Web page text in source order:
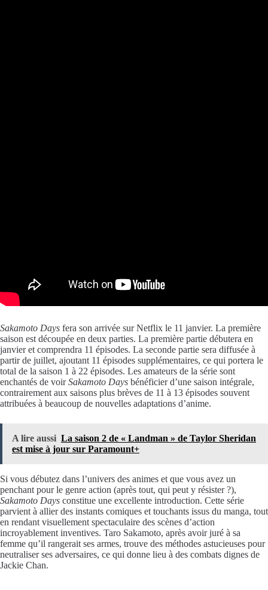
Sakamoto Days fera son arrivée sur Netflix le 11 janvier. La première
saison est découpée en deux parties. La première partie débutera en
janvier et comprendra 11 épisodes. La seconde partie sera diffusée à
partir de juillet, ajoutant 11 épisodes supplémentaires, ce qui portera le
total de la saison 1 à 22 épisodes. Les amateurs de la série sont
enchantés de voirSakamoto Days bénéficier d’une saison intégrale,
contrairement aux saisons plus brèves de 11 à 13 épisodes souvent
attribuées à beaucoup de nouvelles adaptations d’anime.
A lire aussi La saison 2 de « Landman » de Taylor Sheridan
est mise à jour sur Paramount+
Si vous débutez dans l’univers des animes et que vous avez un
penchant pour le genre action (après tout, qui peut y résister ?),
Sakamoto Days constitue une excellente introduction. Cette série
parvient à allier des instants comiques et touchants issus du manga, tout
en rendant visuellement spectaculaire des scènes d’action
incroyablement inventives. Taro Sakamoto, après avoir juré à sa
femme qu’il rangerait ses armes, trouve des méthodes astucieuses pour
neutraliser ses adversaires, ce qui donne lieu à des combats dignes de
Jackie Chan.